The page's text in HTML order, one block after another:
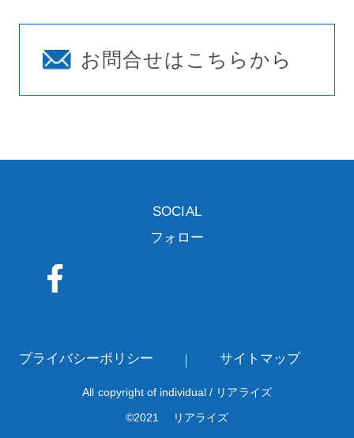
お問合せはこちらから
SOCIAL
フォロー
プライバシーポリシー サイトマップ
All copyright of individual / リアライズ
©2021 リアライズ